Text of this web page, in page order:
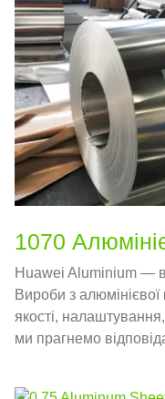
1070
Huawei Aluminium —
Вироби з
якості,
ми прагнемо